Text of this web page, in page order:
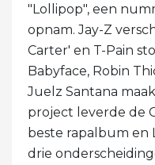
"Lollipop", een
opnam. Jay-Z
Carter' en T-Pain
Babyface, Robin
Juelz Santana
project leverde de
beste rapalbum en
drie